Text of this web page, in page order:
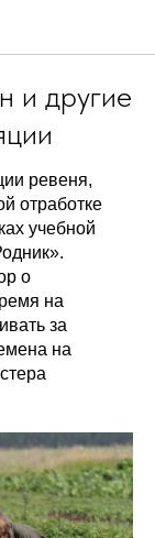
и другие
ревеня,
отработке
учебной
о
на
за
на